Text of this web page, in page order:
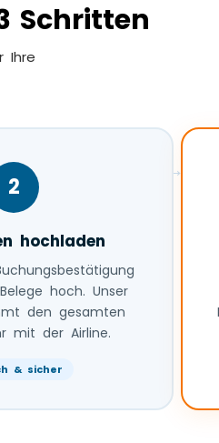
Schritten
Ihre
→
2
hochladen
hoch. Unser
den gesamten
mit der Airline.
& sicher